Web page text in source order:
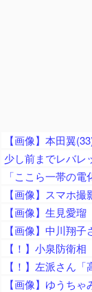
【画像】本田翼
【画像】ゆうち